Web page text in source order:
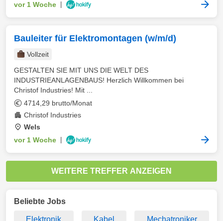
vor 1 Woche
Bauleiter für Elektromontagen (w/m/d)
Vollzeit
GESTALTEN SIE MIT UNS DIE WELT DES
INDUSTRIEANLAGENBAUS! Herzlich Willkommen bei
Christof Industries! Mit ...
4714,29 brutto/Monat
Christof Industries
Wels
vor 1 Woche
WEITERE TREFFER ANZEIGEN
Beliebte Jobs
Elektronik Kabel Mechatroniker